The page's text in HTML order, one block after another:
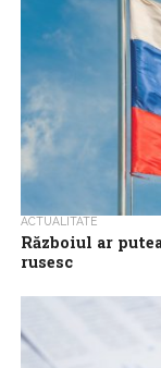
ACTUALITATE
Războiul ar
rusesc
suportă cea mai
război, avertizează